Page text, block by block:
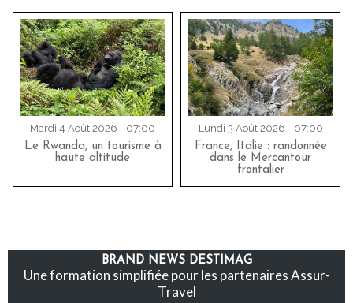
Mardi 4 Août 2026 - 07:00
Le Rwanda, un tourisme à
haute altitude
Lundi 3 Août 2026 - 07:00
France, Italie : randonnée
dans le Mercantour
frontalier
BRAND NEWS DESTIMAG
Une formation simplifiée pour les partenaires Assur-
Travel